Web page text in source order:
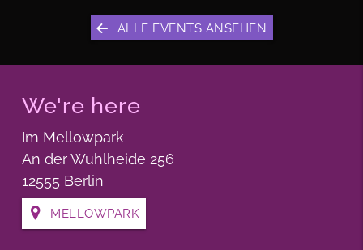
ALLE EVENTS ANSEHEN
We're here
Im Mellowpark
An der Wuhlheide 256
12555 Berlin
MELLOWPARK